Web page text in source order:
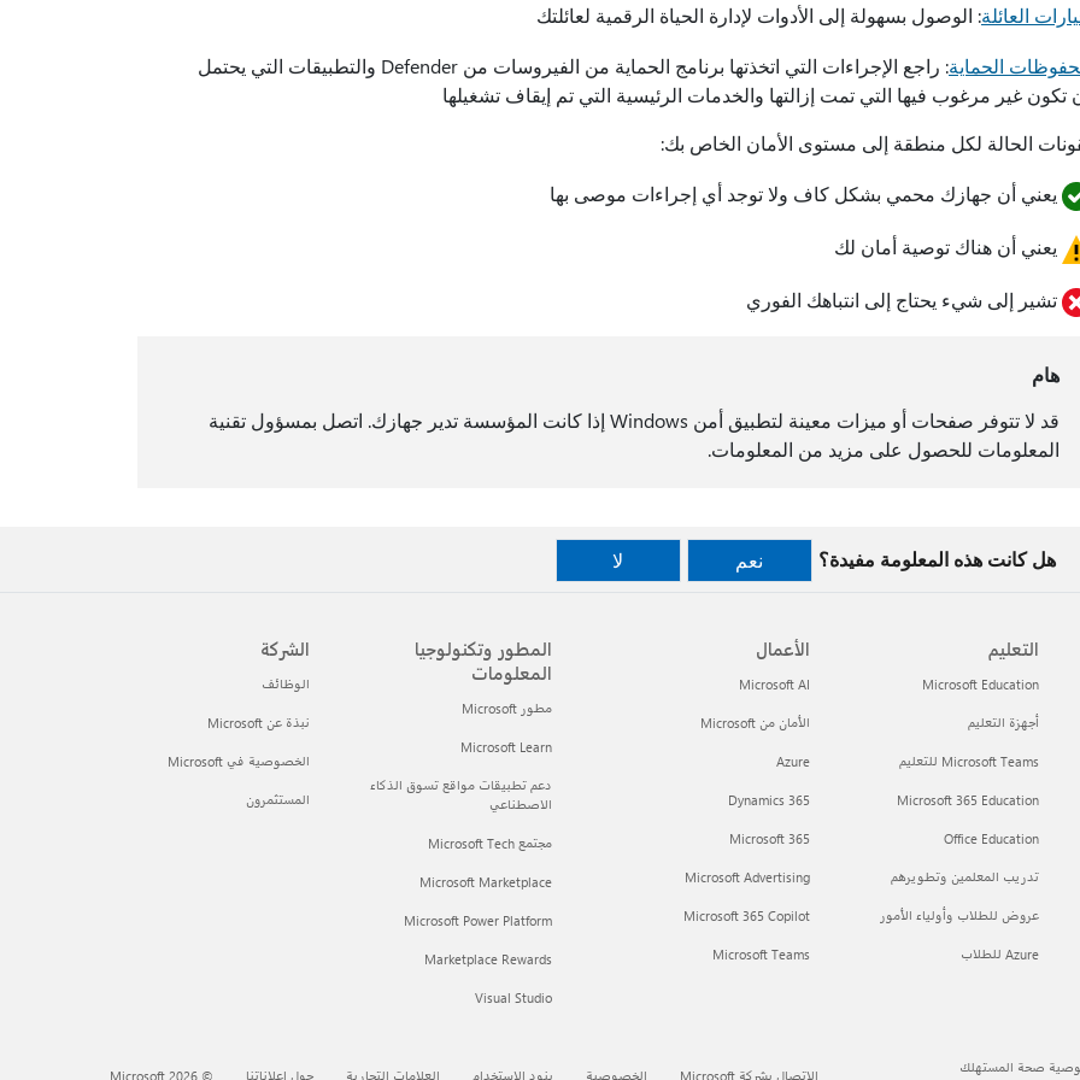
العائلة: الوصول بسهولة إلى الأدوات لإدارة الحياة الرقمية لعائلتك
الحماية
: راجع الإجراءات التي اتخذتها برنامج الحماية من الفيروسات من Defender والتطبيقات التي يحتمل
تكون غير مرغوب فيها التي تمت إزالتها والخدمات الرئيسية التي تم إيقاف تشغيلها
الحالة لكل منطقة إلى مستوى الأمان الخاص بك:
يعني أن جهازك محمي بشكل كاف ولا توجد أي إجراءات موصى بها
يعني أن هناك توصية أمان لك
تشير إلى شيء يحتاج إلى انتباهك الفوري
هام
قد لا تتوفر صفحات أو ميزات معينة لتطبيق أمن Windows إذا كانت المؤسسة تدير جهازك. اتصل بمسؤول تقنية
المعلومات للحصول على مزيد من المعلومات.
هل كانت هذه المعلومة مفيدة؟ نعم لا
التعليم
Microsoft Education
أجهزة التعليم
Microsoft Teams للتعليم
Microsoft 365 Education
Office Education
تدريب المعلمين وتطويرهم
عروض للطلاب وأولياء الأمور
Azure للطلاب
الأعمال
Microsoft AI
الأمان من Microsoft
Azure
Dynamics 365
Microsoft 365
Microsoft Advertising
Microsoft 365 Copilot
Microsoft Teams
المطور وتكنولوجيا
المعلومات
مطور Microsoft
Microsoft Learn
دعم تطبيقات مواقع تسوق الذكاء
الاصطناعي
مجتمع Microsoft Tech
Microsoft Marketplace
Microsoft Power Platform
Marketplace Rewards
Visual Studio
الشركة
الوظائف
نبذة عن Microsoft
الخصوصية في Microsoft
المستثمرون
صحة المستهلك الاتصال بشركة Microsoft الخصوصية بنود الاستخدام العلامات التجارية حول إعلاناتنا © Microsoft 2026